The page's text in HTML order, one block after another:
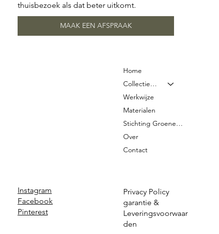
Instagram
Facebook
Pinterest
Privacy Policy
garantie &
Leveringsvoorwaar
den
Home
Collectie & Prijzen
Werkwijze
Materialen
Stichting Groene Graven
Over
Contact
thuisbezoek als dat beter uitkomt.
MAAK EEN AFSPRAAK